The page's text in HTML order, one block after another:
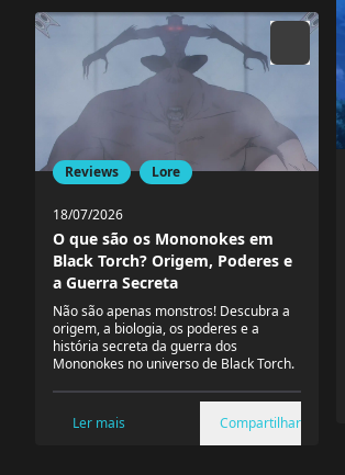
Reviews Lore
18/07/2026
O que são os Mononokes em
Black Torch? Origem, Poderes e
a Guerra Secreta
Não são apenas monstros! Descubra a
origem, a biologia, os poderes e a
história secreta da guerra dos
Mononokes no universo de Black Torch.
Ler mais Compartilhar